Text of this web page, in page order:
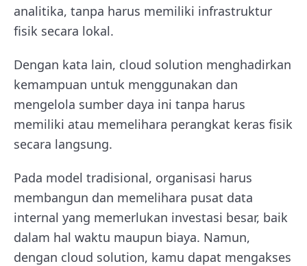
analitika, tanpa harus memiliki infrastruktur
fisik secara lokal.
Dengan kata lain, cloud solution menghadirkan
kemampuan untuk menggunakan dan
mengelola sumber daya ini tanpa harus
memiliki atau memelihara perangkat keras fisik
secara langsung.
Pada model tradisional, organisasi harus
membangun dan memelihara pusat data
internal yang memerlukan investasi besar, baik
dalam hal waktu maupun biaya. Namun,
dengan cloud solution, kamu dapat mengakses